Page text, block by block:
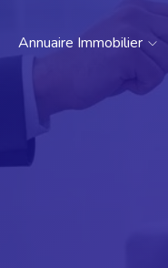
Annuaire Immobilier